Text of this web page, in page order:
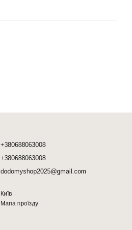
+380688063008
+380688063008
dodomyshop2025@gmail.com
Київ
Мапа проїзду